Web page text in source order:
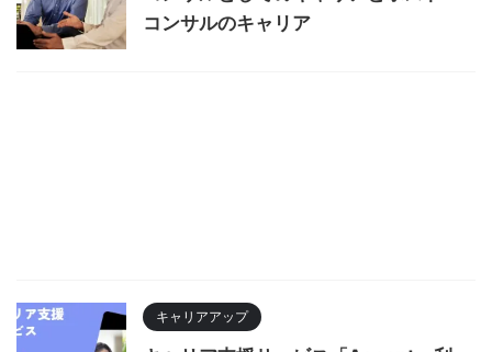
コンサルのキャリア
キャリアアップ